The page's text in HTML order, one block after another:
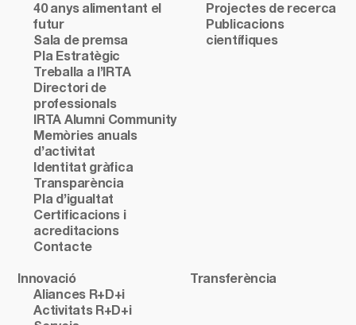
40 anys alimentant el
futur
Sala de premsa
Pla Estratègic
Treballa a l’IRTA
Directori de
professionals
IRTA Alumni Community
Memòries anuals
d’activitat
Identitat gràfica
Transparència
Pla d’igualtat
Certificacions i
acreditacions
Contacte
Projectes de recerca
Publicacions
científiques
Innovació
Aliances R+D+i
Activitats R+D+i
Transferència